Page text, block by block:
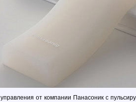
от компании Панасоник с